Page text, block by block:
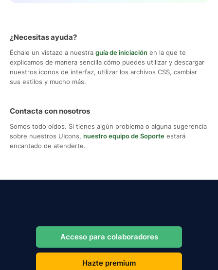
¿Necesitas ayuda?
Échale un vistazo a nuestra guía de iniciación en la que te
explicamos de manera sencilla cómo puedes utilizar y descargar
nuestros iconos de interfaz, utilizar los archivos CSS, cambiar
sus estilos y mucho más.
Contacta con nosotros
Somos todo oídos. Si tienes algún problema o alguna sugerencia
sobre nuestros UIcons, nuestro equipo de Soporte estará
encantado de atenderte.
Acceso para colaboradores
Hazte premium